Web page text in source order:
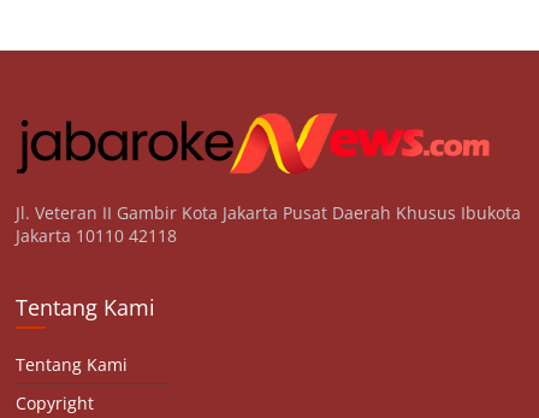
Jl. Veteran II Gambir Kota Jakarta Pusat Daerah Khusus Ibukota
Jakarta 10110 42118
Tentang Kami
Tentang Kami
Copyright